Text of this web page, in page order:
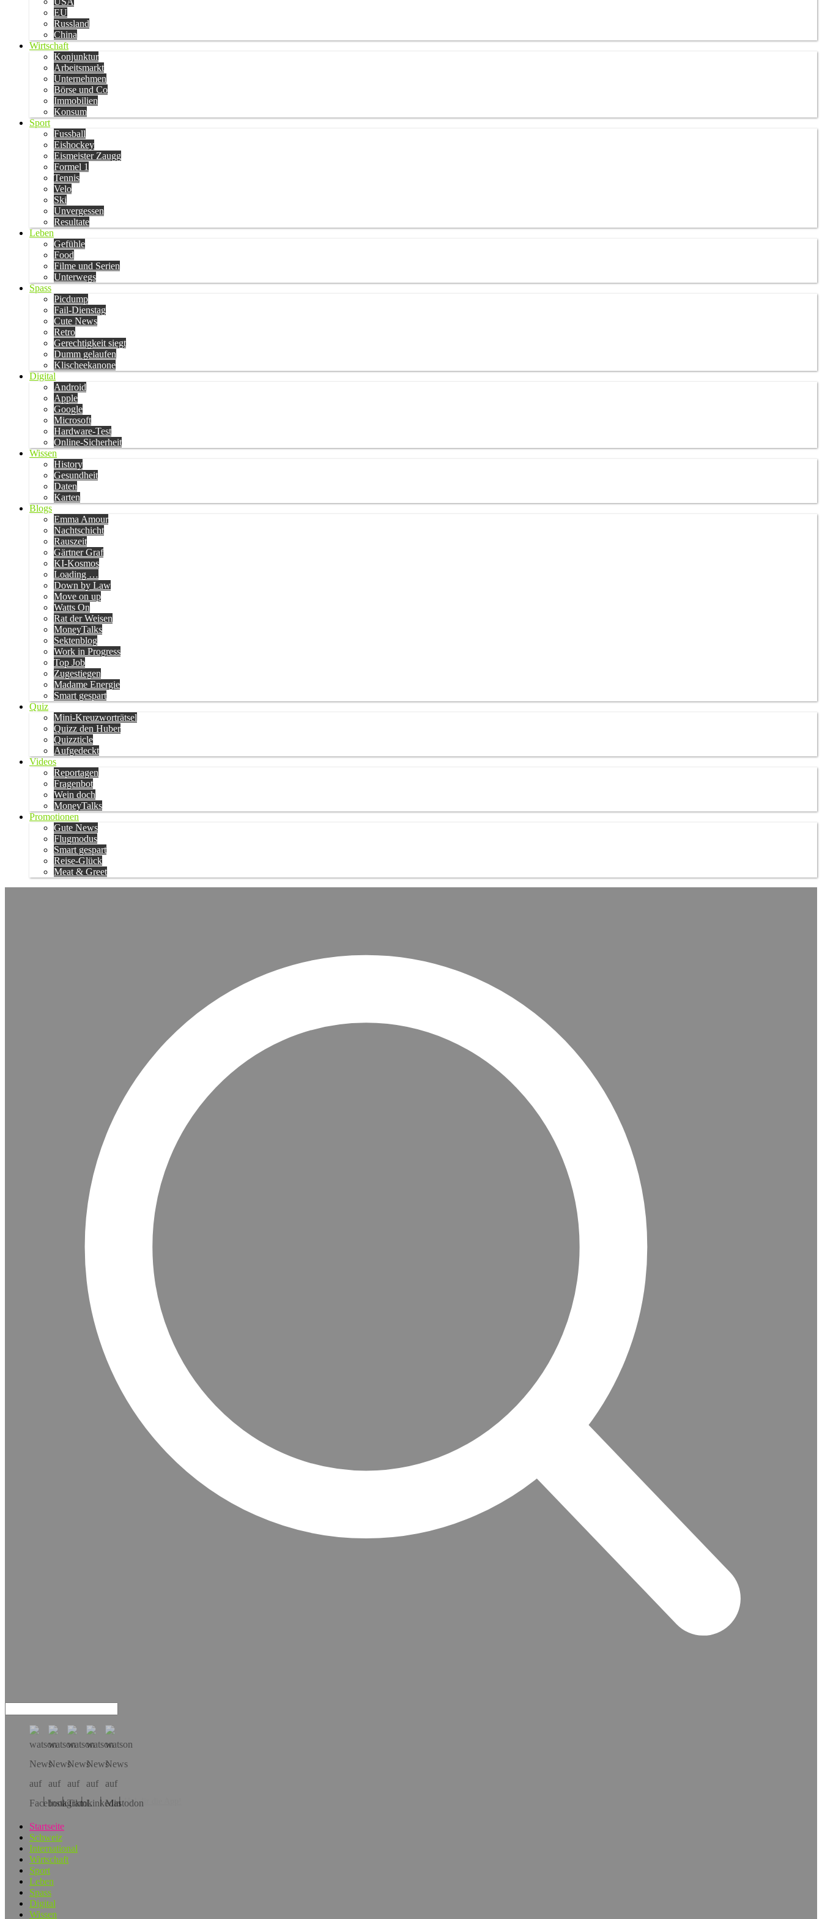
EU
Russland
China
Wirtschaft
Konjunktur
Arbeitsmarkt
Unternehmen
Börse und Co
Immobilien
Konsum
Sport
Fussball
Eishockey
Eismeister Zaugg
Formel 1
Tennis
Velo
Ski
Unvergessen
Resultate
Leben
Gefühle
Food
Filme und Serien
Unterwegs
Spass
Picdump
Fail-Dienstag
Cute News
Retro
Gerechtigkeit siegt
Dumm gelaufen
Klischeekanone
Digital
Android
Apple
Google
Microsoft
Hardware-Test
Online-Sicherheit
Wissen
History
Gesundheit
Daten
Karten
Blogs
Emma Amour
Nachtschicht
Rauszeit
Gärtner Graf
KI-Kosmos
Loading …
Down by Law
Move on up
Watts On
Rat der Weisen
MoneyTalks
Sektenblog
Work in Progress
Top Job
Zugestiegen
Madame Energie
Smart gespart
Quiz
Mini-Kreuzworträtsel
Quizz den Huber
Quizzticle
Aufgedeckt
Videos
Reportagen
Fragenbot
Wein doch
MoneyTalks
Promotionen
Gute News
Flugmodus
Smart gespart
Reise-Glück
Meat & Greet
Hol dir die App!
Startseite
Schweiz
International
Wirtschaft
Sport
Leben
Spass
Digital
Wissen